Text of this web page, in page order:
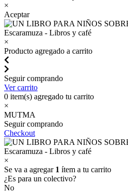
×
Aceptar
×
Producto agregado a carrito
Seguir comprando
Ver carrito
0 item(s) agregado tu carrito
×
MUTMA
Seguir comprando
Checkout
×
Se va a agregar 1 ítem a tu carrito
¿Es para un colectivo?
No